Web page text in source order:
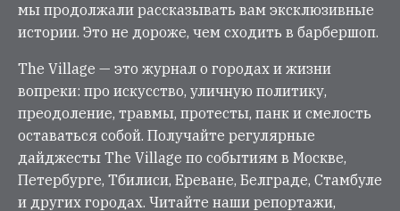
мы продолжали рассказывать вам эксклюзивные
истории. Это не дороже, чем сходить в барбершоп.
The Village — это журнал о городах и жизни
вопреки: про искусство, уличную политику,
преодоление, травмы, протесты, панк и смелость
оставаться собой. Получайте регулярные
дайджесты The Village по событиям в Москве,
Петербурге, Тбилиси, Ереване, Белграде, Стамбуле
и других городах. Читайте наши репортажи,